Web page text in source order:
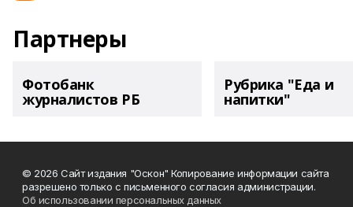
Партнеры
Фотобанк
журналистов РБ
Рубрика "Еда и
напитки"
© 2026 Сайт издания "Оскон" Копирование информации сайта
разрешено только с письменного согласия администрации.
Об использовании персональных данных